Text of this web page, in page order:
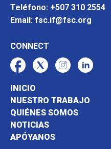
Teléfono: +507 310 2554
Email: fsc.if@fsc.org
CONNECT
INICIO
NUESTRO TRABAJO
QUIÉNES SOMOS
NOTICIAS
APÓYANOS